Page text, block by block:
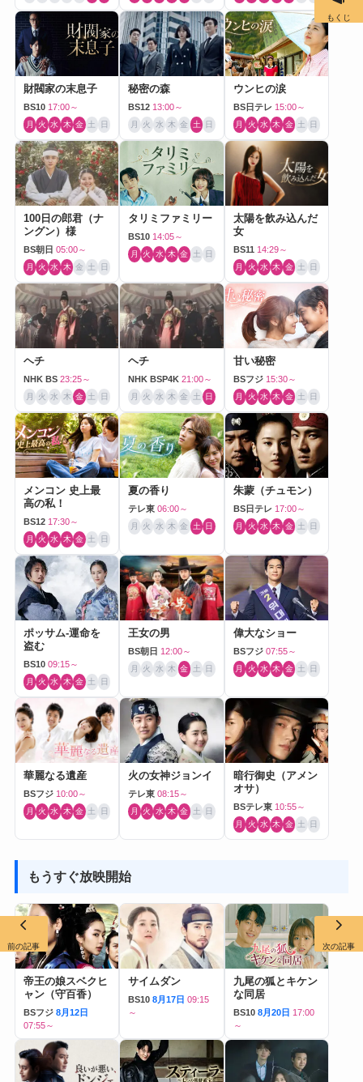
財閥家の末息子
BS10 17:00～
月 火 水 木 金 土 日
秘密の森
BS12 13:00～
月 火 水 木 金 土 日
ウンヒの涙
BS日テレ 15:00～
月 火 水 木 金 土 日
100日の郎君（ナ
ングン）様
BS朝日 05:00～
月 火 水 木 金 土 日
タリミファミリー
BS10 14:05～
月 火 水 木 金 土 日
太陽を飲み込んだ
女
BS11 14:29～
月 火 水 木 金 土 日
ヘチ
NHK BS 23:25～
月 火 水 木 金 土 日
ヘチ
NHK BSP4K 21:00～
月 火 水 木 金 土 日
甘い秘密
BSフジ 15:30～
月 火 水 木 金 土 日
メンコン 史上最
高の私！
BS12 17:30～
月 火 水 木 金 土 日
夏の香り
テレ東 06:00～
月 火 水 木 金 土 日
朱蒙（チュモン）
BS日テレ 17:00～
月 火 水 木 金 土 日
ポッサム-運命を
盗む
BS10 09:15～
月 火 水 木 金 土 日
王女の男
BS朝日 12:00～
月 火 水 木 金 土 日
偉大なショー
BSフジ 07:55～
月 火 水 木 金 土 日
華麗なる遺産
BSフジ 10:00～
月 火 水 木 金 土 日
火の女神ジョンイ
テレ東 08:15～
月 火 水 木 金 土 日
暗行御史（アメン
オサ）
BSテレ東 10:55～
月 火 水 木 金 土 日
もうすぐ放映開始
帝王の娘スベクヒ
ャン（守百香）
BSフジ 8月12日
07:55～
サイムダン
BS10 8月17日 09:15
～
九尾の狐とキケン
な同居
BS10 8月20日 17:00
～
前の記事 次の記事
もくじ